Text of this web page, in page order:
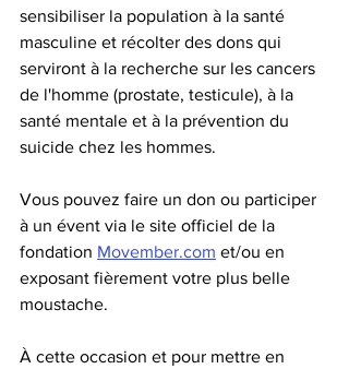
sensibiliser la population à la santé
masculine et récolter des dons qui
serviront à la recherche sur les cancers
de l'homme (prostate, testicule), à la
santé mentale et à la prévention du
suicide chez les hommes.
Vous pouvez faire un don ou participer
à un évent via le site officiel de la
fondation Movember.com et/ou en
exposant fièrement votre plus belle
moustache.
À cette occasion et pour mettre en